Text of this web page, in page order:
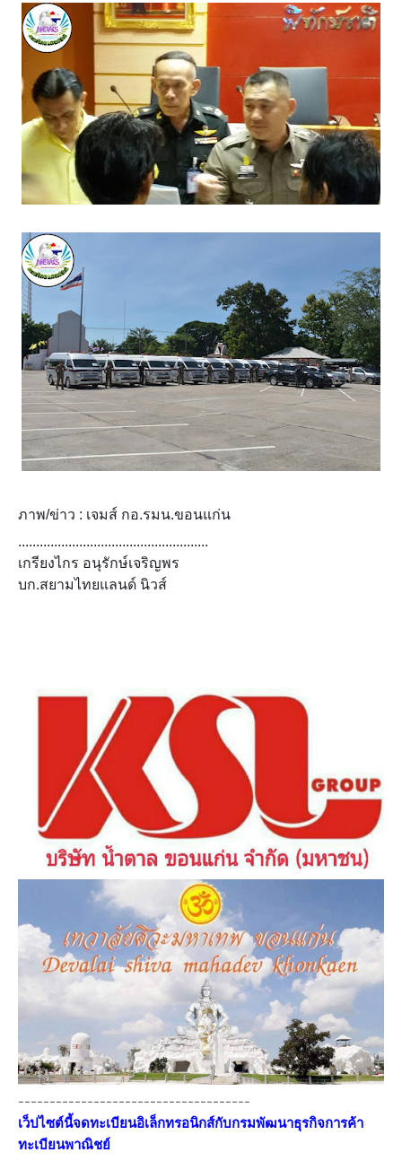
ภาพ/ข่าว : เจมส์ กอ.รมน.ขอนแก่น
.....................................................
เกรียงไกร อนุรักษ์เจริญพร
บก.สยามไทยแลนด์ นิวส์
-------------------------------------
เว็ปไซต์นี้จดทะเบียนอิเล็กทรอนิกส์กับกรมพัฒนาธุรกิจการค้า
ทะเบียนพาณิชย์